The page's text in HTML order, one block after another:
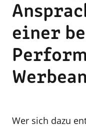
einer
Wer sich dazu